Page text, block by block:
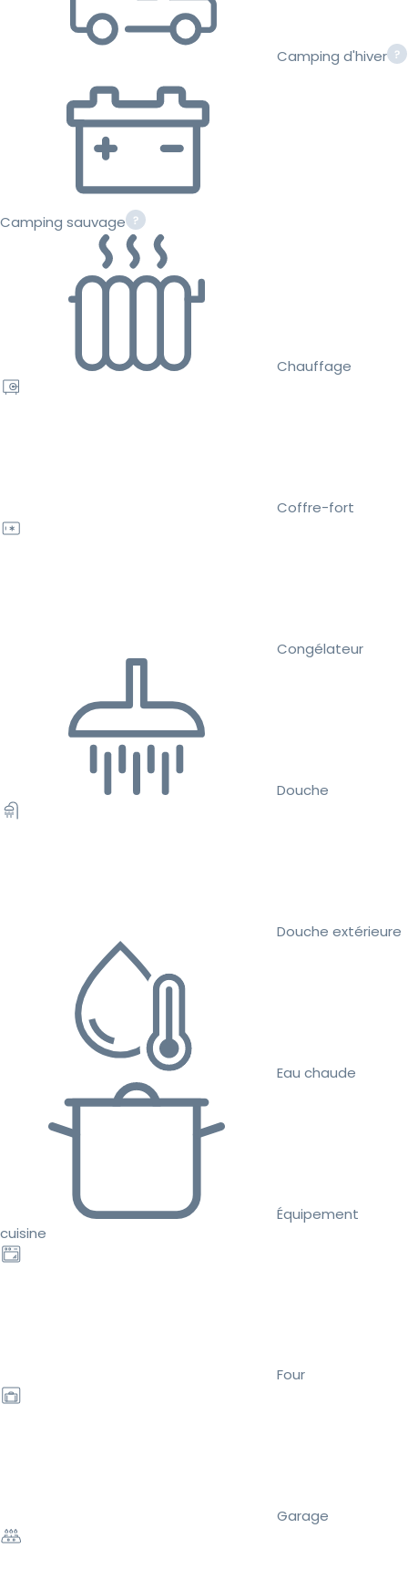
Camping d'hiver
Camping sauvage
Chauffage
Coffre-fort
Congélateur
Douche
Douche extérieure
Eau chaude
Équipement
cuisine
Four
Garage